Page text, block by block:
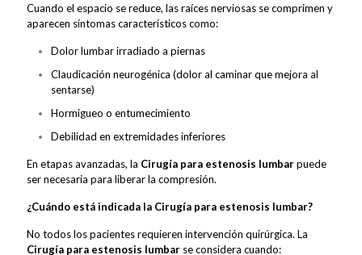
Cuando el espacio se reduce, las raíces nerviosas se comprimen y
aparecen síntomas característicos como:
Dolor lumbar irradiado a piernas
Claudicación neurogénica (dolor al caminar que mejora al
sentarse)
Hormigueo o entumecimiento
Debilidad en extremidades inferiores
En etapas avanzadas, la Cirugía para estenosis lumbarpuede
ser necesaria para liberar la compresión.
¿Cuándo está indicada la Cirugía para estenosis lumbar?
No todos los pacientes requieren intervención quirúrgica. La
Cirugía para estenosis lumbar se considera cuando: